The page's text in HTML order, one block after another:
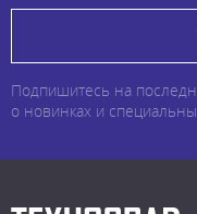
Подпишитесь на
о новинках и